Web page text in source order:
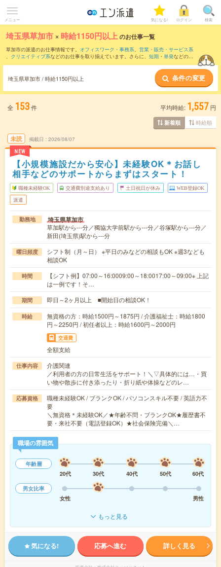
メニュー 気になる! ログイン 検索
埼玉県草加市 × 時給1150円以上のお仕事一覧
草加市の派遣のお仕事情報です。 オフィスワーク・事務系、 営業・販売・サービス系
、 クリエイティブ系などのお仕事を取り揃えています。さらに、 短期 ・ 単発などの期
埼玉県草加市 / 時給1150円以上 条件の変更
全 153件 平均時給: 1,557 円
新着順 時給順
未読
NEW
掲載日 2026/08/07
【小規模施設だから安心】未経験OK＊お話し
相手などのサポートからまずはスタート！
職種未経験OK 交通費別途支給あり 土日祝日が休み WEB登録OK
派遣
勤務地 埼玉県草加市
草加駅から---分／獨協大学前駅から---分／谷塚駅から---分／
新田(埼玉県)駅から---分
曜日頻度
シフト制（月～日） ※平日のみなどの相談もOK ※週3なども
相談OK
時間
【シフト例】07:00～16:0009:00～18:0017:00～09:00※ 上記
は一例です！そ…
期間 即日～2ヶ月以上 ■開始日の相談OK！
時給
無資格の方：時給1500円～1875円 / 介護福祉士：時給1800
円～2250円 / 初任者以上：時給1600円～2000円
交通費
全額支給
仕事内容
介護関連
／利用者の方の日常生活をサポート！＼▽具体的には…・買
い物や散歩に付き添ったり・折り紙や体操などのレ…
応募資格
職種未経験OK / ブランクOK / パソコンスキル不要 / 英語力不
要
＼無資格＊未経験OK／★年齢不問・ブランクOK★履歴書不
要・来社不要（電話登録OK）★社会保険完備＼…
職場の雰囲気
年齢層
20代
30代 40代 50代
60代
男女比率
女性
男性
もっと見る
気になる! 応募へ進む 詳しく見る